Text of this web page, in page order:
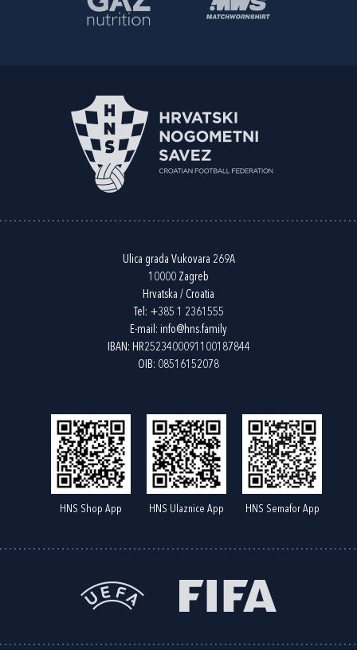
Ulica grada Vukovara 269A
10000 Zagreb
Hrvatska / Croatia
Tel: +385 1 2361555
E-mail: info@hns.family
IBAN: HR2523400091100187844
OIB: 08516152078
HNS Shop App HNS Ulaznice App HNS Semafor App